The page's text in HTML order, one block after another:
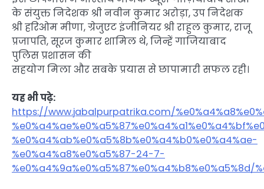
के संयुक्त निदेशक श्री नवीन कुमार अरोड़ा, उप निदेशक
श्री हरिओम मीणा, ग्रेजुएट इंजीनियर श्री राहुल कुमार, राजू
प्रजापति, सूरज कुमार शामिल थे, जिन्हें गाजियाबाद
पुलिस प्रशासन की
सहयोग मिला और सबके प्रयास से छापामारी सफल रही।
यह भी पढ़े:
https://www.jabalpurpatrika.com/
%e0%a4%ab%e0%a5%8b%e0%a4%b0%e0%a4%ae-
%e0%a4%a8%e0%a5%87-24-7-
%e0%a4%9a%e0%a5%87%e0%a4%b8%e0%a5%8d/